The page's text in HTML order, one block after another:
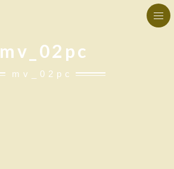
mv_02pc
mv_02pc